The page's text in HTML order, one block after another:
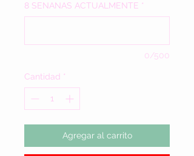
8 SENANAS ACTUALMENTE *
0/500
Cantidad *
Agregar al carrito